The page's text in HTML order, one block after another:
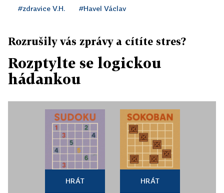
#zdravice V.H. #Havel Václav
Rozrušily vás zprávy a cítíte stres?
Rozptylte se logickou
hádankou
HRÁT HRÁT